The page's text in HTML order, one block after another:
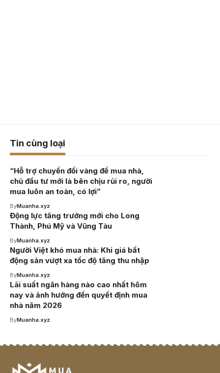
Tin cùng loại
“Hỗ trợ chuyển đổi vàng để mua nhà,
chủ đầu tư mới là bên chịu rủi ro, người
mua luôn an toàn, có lợi”
ByMuanha.xyz
Động lực tăng trưởng mới cho Long
Thành, Phú Mỹ và Vũng Tàu
ByMuanha.xyz
Người Việt khó mua nhà: Khi giá bất
động sản vượt xa tốc độ tăng thu nhập
ByMuanha.xyz
Lãi suất ngân hàng nào cao nhất hôm
nay và ảnh hưởng đến quyết định mua
nhà năm 2026
ByMuanha.xyz